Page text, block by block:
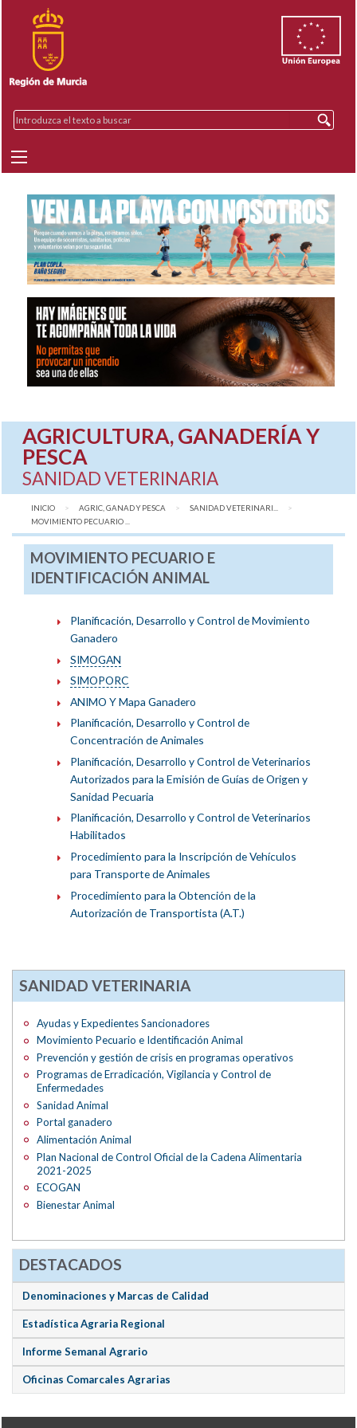
AGRICULTURA, GANADERÍA Y
PESCA
SANIDAD VETERINARIA
INICIO AGRIC, GANAD Y PESCA
SANIDAD VETERINARI...
AQUÍ:
MOVIMIENTO PECUARIO ...
MOVIMIENTO PECUARIO E
IDENTIFICACIÓN ANIMAL
Planificación, Desarrollo y Control de Movimiento
Ganadero
SIMOGAN
SIMOPORC
ANIMO Y Mapa Ganadero
Planificación, Desarrollo y Control de
Concentración de Animales
Planificación, Desarrollo y Control de Veterinarios
Autorizados para la Emisión de Guías de Origen y
Sanidad Pecuaria
Planificación, Desarrollo y Control de Veterinarios
Habilitados
Procedimiento para la Inscripción de Vehículos
para Transporte de Animales
Procedimiento para la Obtención de la
Autorización de Transportista (A.T.)
SANIDAD VETERINARIA
Ayudas y Expedientes Sancionadores
Movimiento Pecuario e Identificación Animal
Prevención y gestión de crisis en programas operativos
Programas de Erradicación, Vigilancia y Control de
Enfermedades
Sanidad Animal
Portal ganadero
Alimentación Animal
Plan Nacional de Control Oficial de la Cadena Alimentaria
2021-2025
ECOGAN
Bienestar Animal
DESTACADOS
Denominaciones y Marcas de Calidad
Estadística Agraria Regional
Informe Semanal Agrario
Oficinas Comarcales Agrarias